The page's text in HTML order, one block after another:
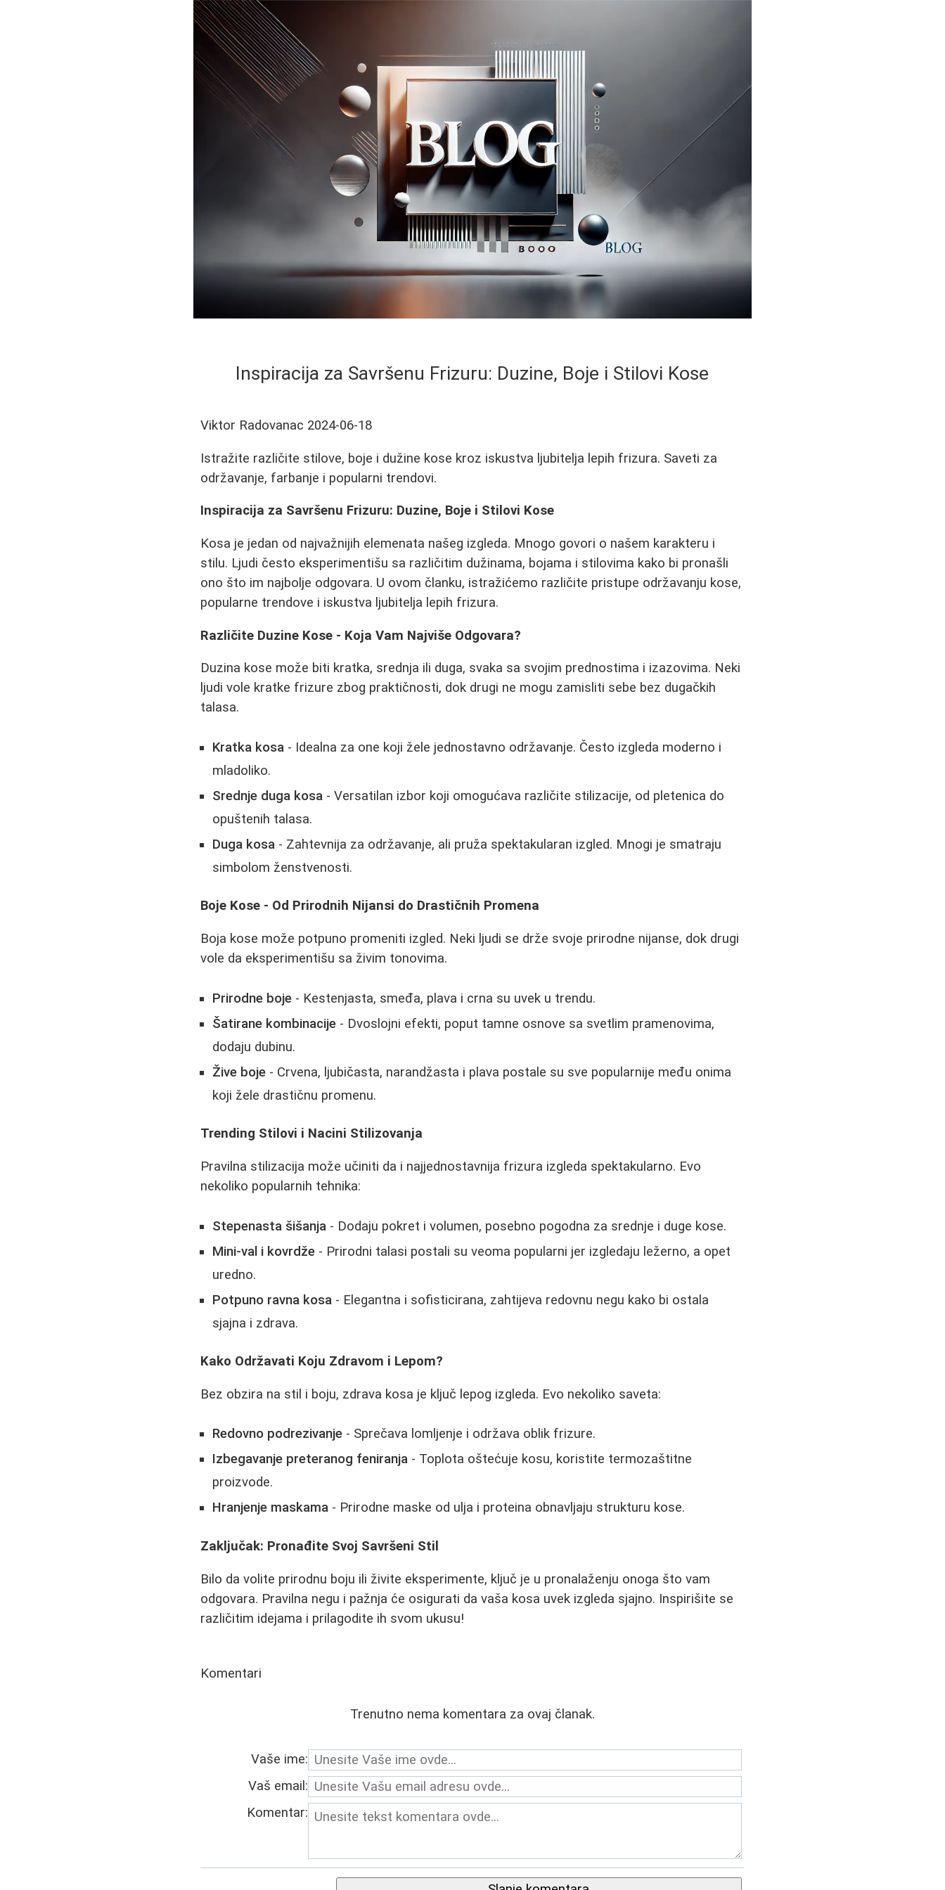
Inspiracija za Savršenu Frizuru: Duzine, Boje i Stilovi Kose
Viktor Radovanac 2024-06-18
Istražite različite stilove, boje i dužine kose kroz iskustva ljubitelja lepih frizura. Saveti za
održavanje, farbanje i popularni trendovi.
Inspiracija za Savršenu Frizuru: Duzine, Boje i Stilovi Kose
Kosa je jedan od najvažnijih elemenata našeg izgleda. Mnogo govori o našem karakteru i
stilu. Ljudi često eksperimentišu sa različitim dužinama, bojama i stilovima kako bi pronašli
ono što im najbolje odgovara. U ovom članku, istražićemo različite pristupe održavanju kose,
popularne trendove i iskustva ljubitelja lepih frizura.
Različite Duzine Kose - Koja Vam Najviše Odgovara?
Duzina kose može biti kratka, srednja ili duga, svaka sa svojim prednostima i izazovima. Neki
ljudi vole kratke frizure zbog praktičnosti, dok drugi ne mogu zamisliti sebe bez dugačkih
talasa.
Kratka kosa - Idealna za one koji žele jednostavno održavanje. Često izgleda moderno i
mladoliko.
Srednje duga kosa - Versatilan izbor koji omogućava različite stilizacije, od pletenica do
opuštenih talasa.
Duga kosa - Zahtevnija za održavanje, ali pruža spektakularan izgled. Mnogi je smatraju
simbolom ženstvenosti.
Boje Kose - Od Prirodnih Nijansi do Drastičnih Promena
Boja kose može potpuno promeniti izgled. Neki ljudi se drže svoje prirodne nijanse, dok drugi
vole da eksperimentišu sa živim tonovima.
Prirodne boje - Kestenjasta, smeđa, plava i crna su uvek u trendu.
Šatirane kombinacije - Dvoslojni efekti, poput tamne osnove sa svetlim pramenovima,
dodaju dubinu.
Žive boje - Crvena, ljubičasta, narandžasta i plava postale su sve popularnije među onima
koji žele drastičnu promenu.
Trending Stilovi i Nacini Stilizovanja
Pravilna stilizacija može učiniti da i najjednostavnija frizura izgleda spektakularno. Evo
nekoliko popularnih tehnika:
Stepenasta šišanja - Dodaju pokret i volumen, posebno pogodna za srednje i duge kose.
Mini-val i kovrdže - Prirodni talasi postali su veoma popularni jer izgledaju ležerno, a opet
uredno.
Potpuno ravna kosa - Elegantna i sofisticirana, zahtijeva redovnu negu kako bi ostala
sjajna i zdrava.
Kako Održavati Koju Zdravom i Lepom?
Bez obzira na stil i boju, zdrava kosa je ključ lepog izgleda. Evo nekoliko saveta:
Redovno podrezivanje - Sprečava lomljenje i održava oblik frizure.
Izbegavanje preteranog feniranja - Toplota oštećuje kosu, koristite termozaštitne
proizvode.
Hranjenje maskama - Prirodne maske od ulja i proteina obnavljaju strukturu kose.
Zaključak: Pronađite Svoj Savršeni Stil
Bilo da volite prirodnu boju ili živite eksperimente, ključ je u pronalaženju onoga što vam
odgovara. Pravilna negu i pažnja će osigurati da vaša kosa uvek izgleda sjajno. Inspirišite se
različitim idejama i prilagodite ih svom ukusu!
Komentari
Trenutno nema komentara za ovaj članak.
Vaše ime:
Vaš email:
Komentar: